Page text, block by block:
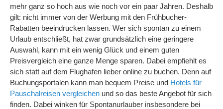
mehr ganz so hoch aus wie noch vor ein paar Jahren. Deshalb
gilt: nicht immer von der Werbung mit den Frühbucher-
Rabatten beeindrucken lassen. Wer sich spontan zu einem
Urlaub entschließt, hat zwar grundsätzlich eine geringere
Auswahl, kann mit ein wenig Glück und einem guten
Preisvergleich eine ganze Menge sparen. Dabei empfiehlt es
sich statt auf dem Flughafen lieber online zu buchen. Denn auf
Buchungsportalen kann man bequem Preise und Hotels für
Pauschalreisen vergleichen und so das beste Angebot für sich
finden. Dabei winken für Spontanurlauber insbesondere bei